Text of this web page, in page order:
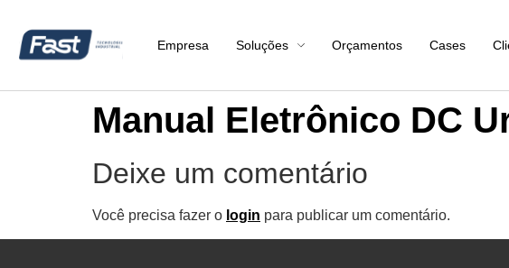
Empresa Soluções Orçamentos Cases
Manual Eletrônico DC
Deixe um comentário
Você precisa fazer o login para publicar um comentário.